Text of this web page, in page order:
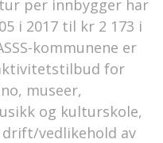
per innbygger har
i 2017 til kr 2 173 i
kommunene er
for
museer,
og kulturskole,
vedlikehold av